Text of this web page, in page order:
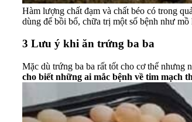
Hàm lượng chất đạm và chất béo có trong
dùng để bồi bổ, chữa trị một số bệnh như
3 Lưu ý khi ăn trứng ba ba
Mặc dù trứng ba ba rất tốt cho cơ thể nhưng
cho biết những ai mắc bệnh về tim mạch